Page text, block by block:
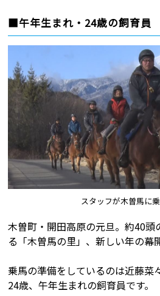
■午年生まれ・24歳の飼育員
スタッフが木曽馬に
木曽町・開田高原の元旦。約40頭
る「木曽馬の里」、新しい年の幕
乗馬の準備をしているのは近藤菜
24歳、午年生まれの飼育員です。